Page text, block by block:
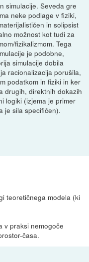
simulacije. Seveda gre
neke podlage v fiziki,
in solipsist
možnost kot tudi za
fizikalizmom. Tega
je podobne,
simulacije dobila
racionalizacija porušila,
podatkom in fiziki in ker
drugih, direktnih dokazih
logiki (izjema je primer
je sila specifičen).
teoretičnega modela (ki
v praksi nemogoče
časa.